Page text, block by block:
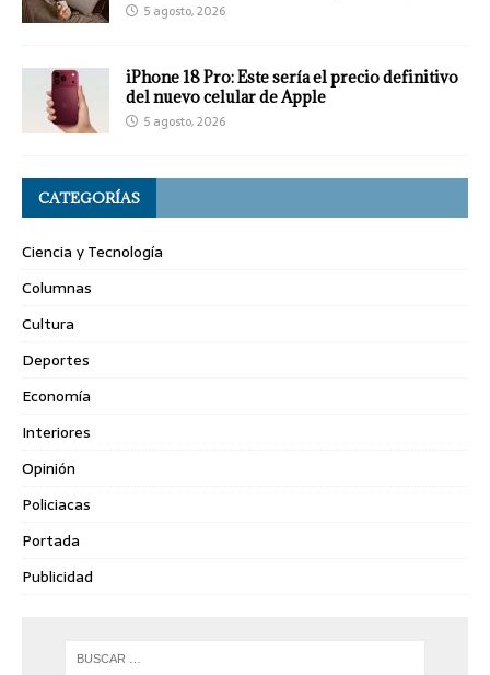
5 agosto, 2026
iPhone 18 Pro: Este sería el precio definitivo
del nuevo celular de Apple
5 agosto, 2026
CATEGORÍAS
Ciencia y Tecnología
Columnas
Cultura
Deportes
Economía
Interiores
Opinión
Policiacas
Portada
Publicidad